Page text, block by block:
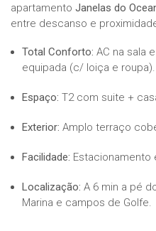
apartamento Janelas do
entre descanso e
Total Conforto: AC na sala
equipada (c/ loiça e roupa).
Espaço: T2 com suite +
Exterior: Amplo terraço
Facilidade: Estacionamento
Localização: A 6 min a pé
Marina e campos de Golfe.